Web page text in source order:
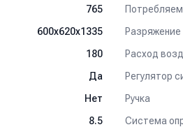
765
600x620x1335
180 Расход
Да Регулятор
Нет Ручка
8.5 Система